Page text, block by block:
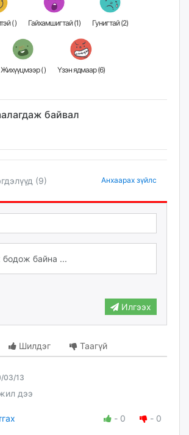
Хөгжилтэй () Гайхамшигтай (1) Гунигтай (2)
Жихүүцмээр () Үзэн ядмаар (6)
байвал
(9) Анхаарах зүйлс
Илгээх
Шилдэг Таагүй
03/13
дээ
- 0 - 0